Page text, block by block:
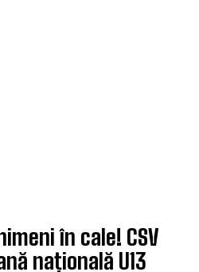
în cale! CSV
națională U13